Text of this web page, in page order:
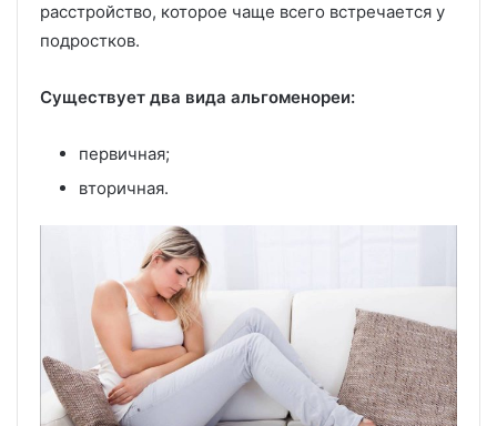
расстройство, которое чаще всего встречается у
подростков.
Существует два вида альгоменореи:
первичная;
вторичная.